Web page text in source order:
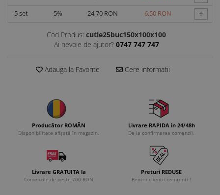
5set -5% 24,70 RON 6,50 RON +
Cod Produs: cutie25buc150x100x100
Ai nevoie de ajutor? 0747 747 747
Adauga la Favorite Cere informatii
Producător ROMÂN
Disponibilitate afișată în magazin.
Livrare RAPIDA in 24/48h
De la confirmarea comenzii.
Livrare GRATUITA la
Comenzile de peste 700 RON
Preturi REDUSE
Pentru clientii recurenti !